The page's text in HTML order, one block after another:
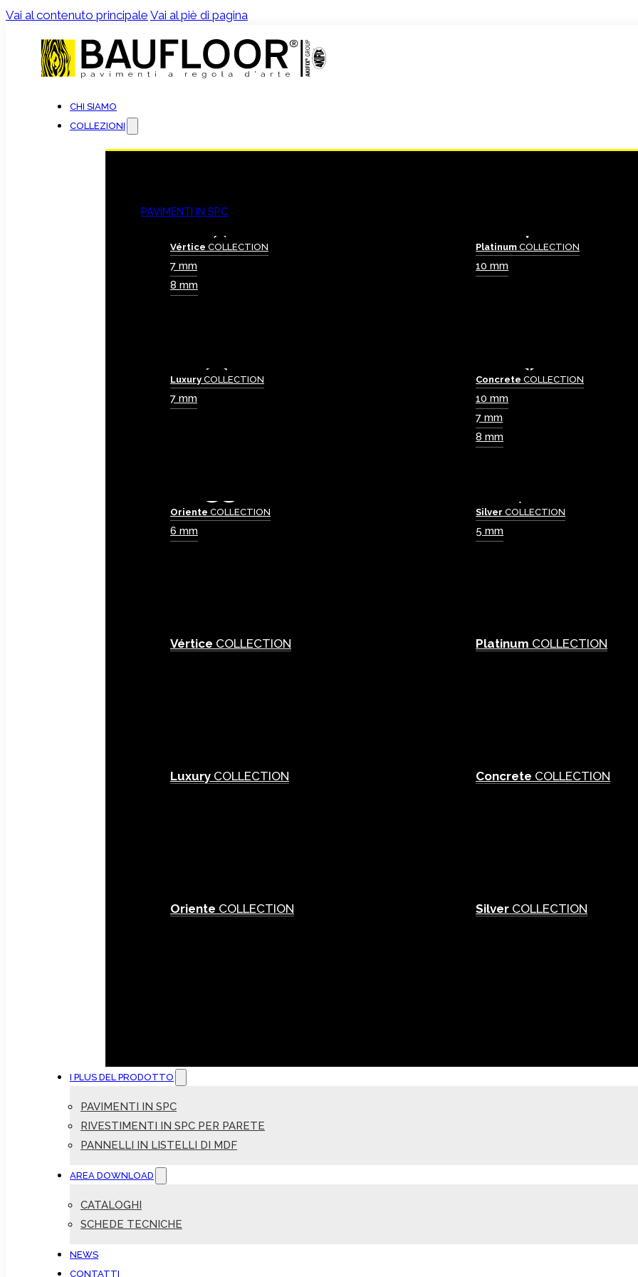
Vai al contenuto principale Vai al piè di pagina
CHI SIAMO
COLLEZIONI
PAVIMENTI IN SPC
Vértice COLLECTION
7 mm
8 mm
Luxury COLLECTION
7 mm
Oriente COLLECTION
6 mm
Vértice COLLECTION
Luxury COLLECTION
Oriente COLLECTION
Platinum COLLECTION
10 mm
Concrete COLLECTION
10 mm
7 mm
8 mm
Silver COLLECTION
5 mm
Platinum COLLECTION
Concrete COLLECTION
Silver COLLECTION
I PLUS DEL PRODOTTO
PAVIMENTI IN SPC
RIVESTIMENTI IN SPC PER PARETE
PANNELLI IN LISTELLI DI MDF
AREA DOWNLOAD
CATALOGHI
SCHEDE TECNICHE
NEWS
CONTATTI